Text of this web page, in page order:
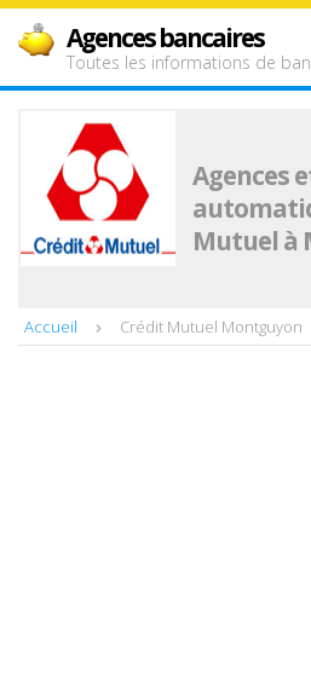
Agences bancaires
Toutes les informations de
Agences
Mutuel à
Accueil Crédit Mutuel Montguyon